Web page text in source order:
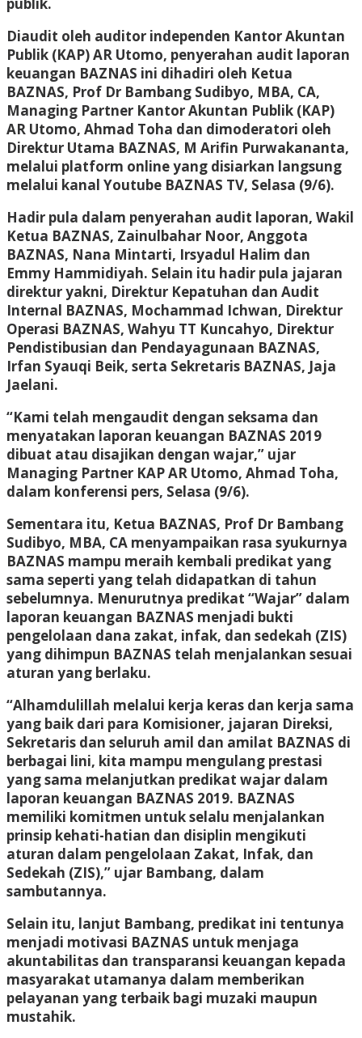
Diaudit oleh auditor independen Kantor Akuntan
Publik (KAP) AR Utomo, penyerahan audit laporan
keuangan BAZNAS ini dihadiri oleh Ketua
BAZNAS, Prof Dr Bambang Sudibyo, MBA, CA,
Managing Partner Kantor Akuntan Publik (KAP)
AR Utomo, Ahmad Toha dan dimoderatori oleh
Direktur Utama BAZNAS, M Arifin Purwakananta,
melalui platform online yang disiarkan langsung
melalui kanal Youtube BAZNAS TV, Selasa (9/6).
Hadir pula dalam penyerahan audit laporan, Wakil
Ketua BAZNAS, Zainulbahar Noor, Anggota
BAZNAS, Nana Mintarti, Irsyadul Halim dan
Emmy Hammidiyah. Selain itu hadir pula jajaran
direktur yakni, Direktur Kepatuhan dan Audit
Internal BAZNAS, Mochammad Ichwan, Direktur
Operasi BAZNAS, Wahyu TT Kuncahyo, Direktur
Pendistibusian dan Pendayagunaan BAZNAS,
Irfan Syauqi Beik, serta Sekretaris BAZNAS, Jaja
Jaelani.
“Kami telah mengaudit dengan seksama dan
menyatakan laporan keuangan BAZNAS 2019
dibuat atau disajikan dengan wajar,” ujar
Managing Partner KAP AR Utomo, Ahmad Toha,
dalam konferensi pers, Selasa (9/6).
Sementara itu, Ketua BAZNAS, Prof Dr Bambang
Sudibyo, MBA, CA menyampaikan rasa syukurnya
BAZNAS mampu meraih kembali predikat yang
sama seperti yang telah didapatkan di tahun
sebelumnya. Menurutnya predikat “Wajar” dalam
laporan keuangan BAZNAS menjadi bukti
pengelolaan dana zakat, infak, dan sedekah (ZIS)
yang dihimpun BAZNAS telah menjalankan sesuai
aturan yang berlaku.
“Alhamdulillah melalui kerja keras dan kerja sama
yang baik dari para Komisioner, jajaran Direksi,
Sekretaris dan seluruh amil dan amilat BAZNAS di
berbagai lini, kita mampu mengulang prestasi
yang sama melanjutkan predikat wajar dalam
laporan keuangan BAZNAS 2019. BAZNAS
memiliki komitmen untuk selalu menjalankan
prinsip kehati-hatian dan disiplin mengikuti
aturan dalam pengelolaan Zakat, Infak, dan
Sedekah (ZIS),” ujar Bambang, dalam
sambutannya.
Selain itu, lanjut Bambang, predikat ini tentunya
menjadi motivasi BAZNAS untuk menjaga
akuntabilitas dan transparansi keuangan kepada
masyarakat utamanya dalam memberikan
pelayanan yang terbaik bagi muzaki maupun
mustahik.